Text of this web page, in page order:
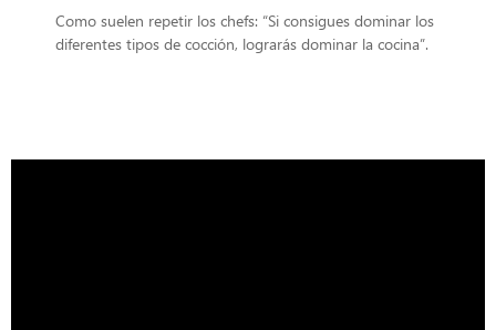
Como suelen repetir los chefs: “Si consigues dominar los
diferentes tipos de cocción, lograrás dominar la cocina”.